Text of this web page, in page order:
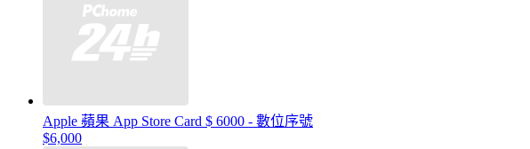
Apple 蘋果 App Store Card $ 6000 - 數位序號
$6,000